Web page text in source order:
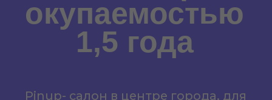
Pinup- салон в центре города, для
девушек, которые ценят сервис и
стиль